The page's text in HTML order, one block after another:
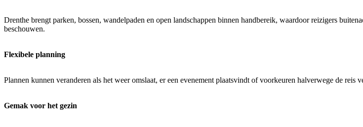
Drenthe brengt parken, bossen, wandelpaden en open landschappen binnen handbereik, waardoor reizigers
beschouwen.
Flexibele planning
Plannen kunnen veranderen als het weer omslaat, er een evenement plaatsvindt of voorkeuren halverwege de
Gemak voor het gezin